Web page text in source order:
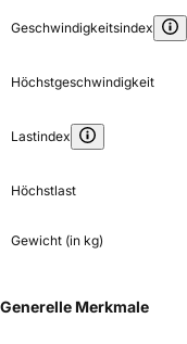
Geschwindigkeitsindex
Höchstgeschwindigkeit
Lastindex
Höchstlast
Gewicht (in kg)
Generelle Merkmale